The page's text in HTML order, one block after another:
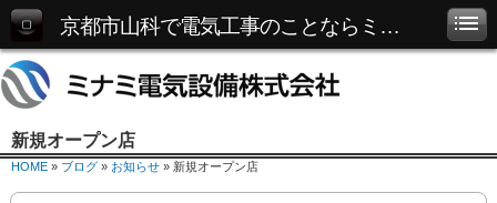
京都市山科で電気工事のことならミナミ電気設備株式会社へ
新規オープン店
HOME » ブログ » お知らせ » 新規オープン店